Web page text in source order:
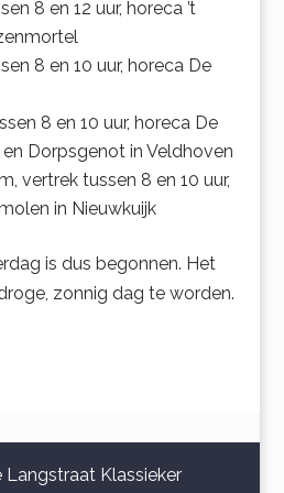
8 en 12 uur, horeca ’t
8 en 10 uur, horeca De
8 en 10 uur, horeca De
Dorpsgenot in Veldhoven
vertrek tussen 8 en 10 uur,
in Nieuwkuijk
is dus begonnen. Het
zonnig dag te worden.
Klassieker